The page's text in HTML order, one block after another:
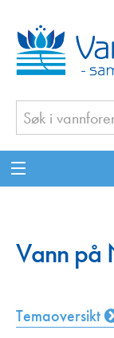
Vann på
Temaoversikt